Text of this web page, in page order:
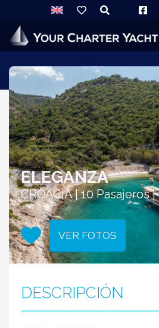
ELEGANZA
CROACIA | 10 Pasajeros
VER FOTOS
DESCRIPCIÓN